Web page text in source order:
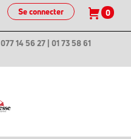
Se connecter 0
| 077 14 56 27 | 01 73 58 61